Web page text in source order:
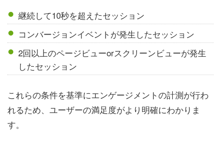
継続して10秒を超えたセッション
コンバージョンイベントが発生したセッション
2回以上のページビューorスクリーンビューが発生
したセッション
これらの条件を基準にエンゲージメントの計測が行わ
れるため、ユーザーの満足度がより明確にわかりま
す。